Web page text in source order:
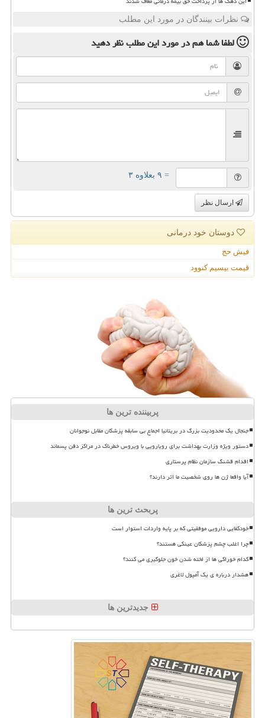
نظرات بینندگان در مورد این مطلب
لطفا شما همدر مورد این مطلبنظر دهید
= ۹ بعلاوه ۳
ارسال نظر
دوستان خود درمانی
فیش حج
قیمت بیسیم کنوود
پربیننده ترین ها
جنجال یک محدودیت بزرگ در بریتانیا اجماع بی سابقه پزشکان مقابل نوجوانان
دستور ویژه وزارت بهداشت برای رویارویی با ویروس خطرناک در مراکز دفن پسماند
اقدام قشنگ سازمان نظام پرستاری
آیا واقعا ژن ها روی شخصیت ما اثر دارند؟
پربحث ترین ها
خودکفایی دارویی موفقیتی که بر پایه واردات استوار است
چرا اغلب چشم پزشکان عینکی هستند؟
کدام خوراکی ها از لخته شدن خون جلوگیری می کنند؟
هشدار درباره ی یک آمپول لاغری
جدیدترین ها